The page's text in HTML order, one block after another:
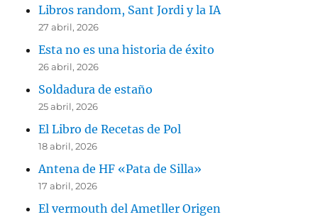
Libros random, Sant Jordi y la IA
27 abril, 2026
Esta no es una historia de éxito
26 abril, 2026
Soldadura de estaño
25 abril, 2026
El Libro de Recetas de Pol
18 abril, 2026
Antena de HF «Pata de Silla»
17 abril, 2026
El vermouth del Ametller Origen